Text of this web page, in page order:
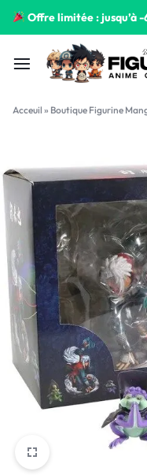
Offre limitée : jusqu’à
Acceuil » Boutique Figurine